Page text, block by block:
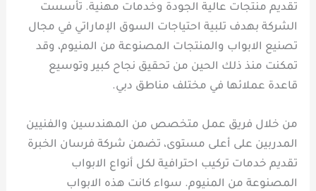
تقديم منتجات عالية الجودة وخدمات مهنية. تأسست
الشركة بهدف تلبية احتياجات السوق الإماراتي في مجال
تصنيع الابواب والمنتجات المصنوعة من المنيوم، وقد
تمكنت منذ ذلك الحين من تحقيق نجاح كبير وتوسيع
قاعدة عملائها في مختلف مناطق دبي.
من خلال فريق عمل متخصص من المهندسين والفنيين
المدربين على أعلى مستوى، تضمن شركة فرسان الخبرة
تقديم خدمات تركيب احترافية لكل أنواع الابواب
المصنوعة من المنيوم. سواء كانت هذه الابواب